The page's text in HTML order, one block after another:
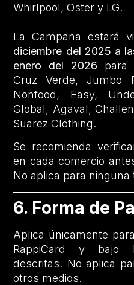
Whirlpool, Oster y LG.
La Campaña estará
diciembre del 2025 a
enero del 2026 para
Cruz Verde, Jumbo
Nonfood, Easy,
Global, Agaval,
Suarez Clothing.
Se recomienda
en cada comercio
No aplica para ninguna
6. Forma de
Aplica únicamente
RappiCard y bajo
descritas. No aplica
otros medios.